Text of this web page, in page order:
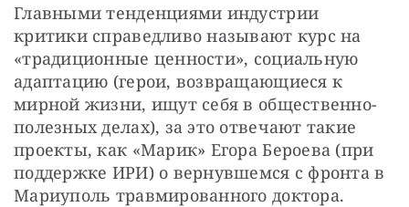
Главными тенденциями индустрии
критики справедливо называют курс на
«традиционные ценности», социальную
адаптацию (герои, возвращающиеся к
мирной жизни, ищут себя в общественно-
полезных делах), за это отвечают такие
проекты, как «Марик» Егора Бероева (при
поддержке ИРИ) о вернувшемся с фронта в
Мариуполь травмированного доктора.